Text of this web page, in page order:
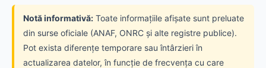
Notă informativă: Toate informațiile afișate sunt preluate
din surse oficiale (ANAF, ONRC și alte registre publice).
Pot exista diferențe temporare sau întârzieri în
actualizarea datelor, în funcție de frecvența cu care